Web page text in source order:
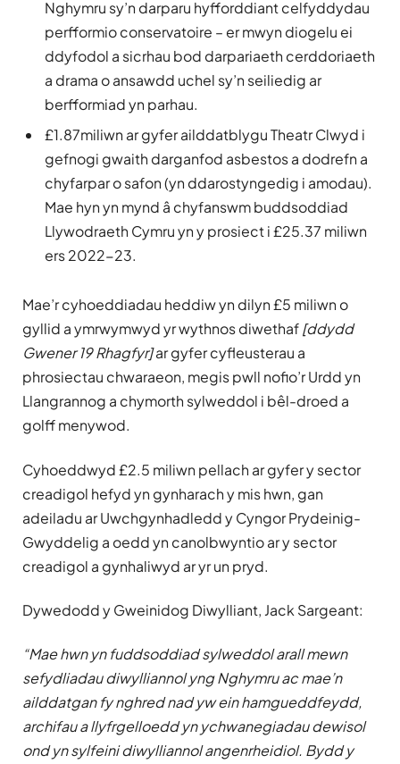
Nghymru sy’n darparu hyfforddiant celfyddydau
perfformio conservatoire – er mwyn diogelu ei
ddyfodol a sicrhau bod darpariaeth cerddoriaeth
a drama o ansawdd uchel sy’n seiliedig ar
berfformiad yn parhau.
£1.87miliwn ar gyfer ailddatblygu Theatr Clwyd i
gefnogi gwaith darganfod asbestos a dodrefn a
chyfarpar o safon (yn ddarostyngedig i amodau).
Mae hyn yn mynd â chyfanswm buddsoddiad
Llywodraeth Cymru yn y prosiect i £25.37 miliwn
ers 2022-23.
Mae’r cyhoeddiadau heddiw yn dilyn £5 miliwn o
gyllid a ymrwymwyd yr wythnos diwethaf[ddydd
Gwener 19 Rhagfyr]ar gyfer cyfleusterau a
phrosiectau chwaraeon, megis pwll nofio’r Urdd yn
Llangrannog a chymorth sylweddol i bêl-droed a
golff menywod.
Cyhoeddwyd £2.5 miliwn pellach ar gyfer y sector
creadigol hefyd yn gynharach y mis hwn, gan
adeiladu ar Uwchgynhadledd y Cyngor Prydeinig-
Gwyddelig a oedd yn canolbwyntio ar y sector
creadigol a gynhaliwyd ar yr un pryd.
Dywedodd y Gweinidog Diwylliant, Jack Sargeant:
“Mae hwn yn fuddsoddiad sylweddol arall mewn
sefydliadau diwylliannol yng Nghymru ac mae’n
ailddatgan fy nghred nad yw ein hamgueddfeydd,
archifau a llyfrgelloedd yn ychwanegiadau dewisol
ond yn sylfeini diwylliannol angenrheidiol. Bydd y